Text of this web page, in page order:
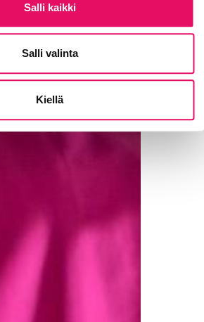
Salli kaikki
Salli valinta
Kiellä